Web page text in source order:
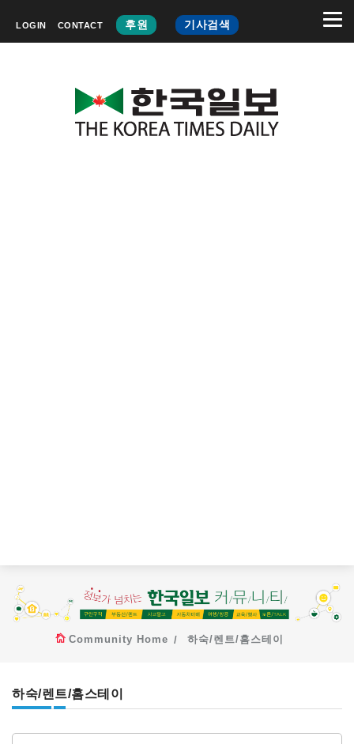
LOGIN CONTACT 후원 기사검색
Community Home 하숙/렌트/홈스테이
하숙/렌트/홈스테이